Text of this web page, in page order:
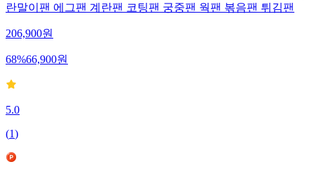
란말이팬 에그팬 계란팬 코팅팬 궁중팬 웍팬 볶음팬 튀김팬
206,900원
68%66,900원
5.0
(1)